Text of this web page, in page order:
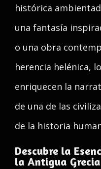
histórica
una fantasía
o una obra
herencia helénica,
enriquecen la
de una de las
de la historia
Descubre la
la Antigua Grecia